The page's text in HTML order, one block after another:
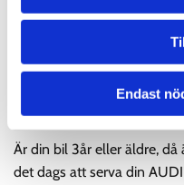
Endast
Prisförfrågan
031-281000
Är din bil 3år eller äldre, då
det dags att serva din